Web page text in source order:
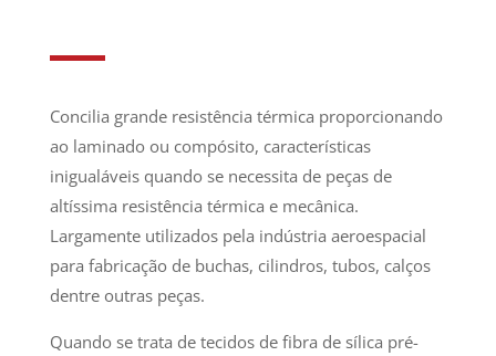
Concilia grande resistência térmica proporcionando
ao laminado ou compósito, características
inigualáveis quando se necessita de peças de
altíssima resistência térmica e mecânica.
Largamente utilizados pela indústria aeroespacial
para fabricação de buchas, cilindros, tubos, calços
dentre outras peças.
Quando se trata de tecidos de fibra de sílica pré-